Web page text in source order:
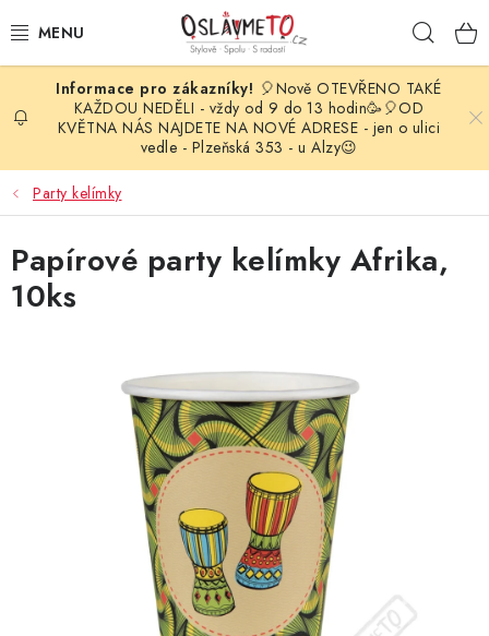
na
OSLAVA NAROZENIN
STYLOVÁ PARTY
DEKORACE A VÝZDOBA
BALÓNKY
PARTY STOLOVÁNÍ
SVATEBNÍ DOPLŇKY
BARVY NA OBLIČEJ A VLASY
BLAHOPŘÁNÍ
🎈Nově OTEVŘENO TAKÉ
KAŽDOU NEDĚLI - vždy od 9 do 13 hodin🥳🎈OD
KVĚTNA NÁS NAJDETE NA NOVÉ ADRESE - jen o ulici
vedle - Plzeňská 353 - u Alzy😉
Party kelímky
Papírové party kelímky Afrika,
10ks